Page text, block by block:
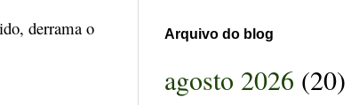
derrama o
Arquivo do blog
agosto 2026 (20)